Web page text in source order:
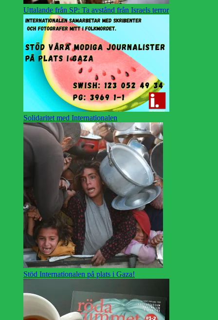
Uttalande från SP: Ta avstånd från Israels terror
Solidaritet med Internationalen
Stöd Internationalen på plats i Gaza!